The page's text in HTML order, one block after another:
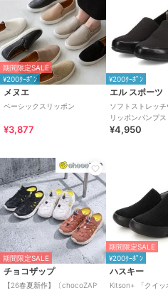
期間限定SALE
¥200ｸｰﾎﾟﾝ
メヌエ
ベーシックスリッポン
¥3,877
¥200ｸｰﾎﾟﾝ
エル スポーツ
ソフトストレッチ
¥4,950
期間限定SALE
チョコザップ
【26春夏新作】〔chocoZAP
期間限定SALE
¥200ｸｰﾎﾟﾝ
ハスキー
Kitson+ 「クイッ